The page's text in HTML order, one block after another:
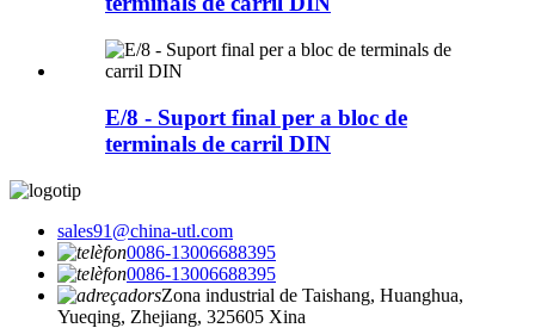
E/8 - Suport final per a bloc de
terminals de carril DIN
sales91@china-utl.com
0086-13006688395
0086-13006688395
Zona industrial de Taishang, Huanghua,
Yueqing, Zhejiang, 325605 Xina